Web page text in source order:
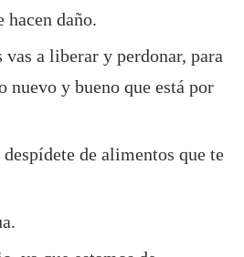
hacen daño.
a liberar y perdonar, para
nuevo y bueno que está por
de alimentos que te